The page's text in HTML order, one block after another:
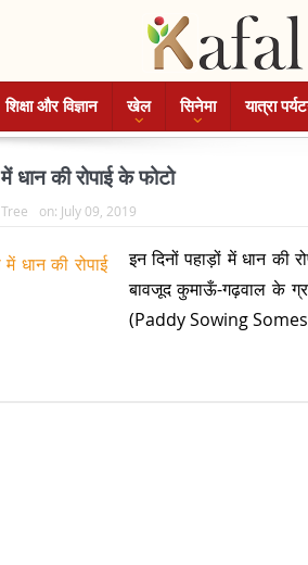
शिक्षा और विज्ञान खेल सिनेमा यात्रा
धान की रोपाई के फोटो
on: July 09, 2019
इन दिनों पहाड़ों में धान
बावजूद कुमाऊँ-गढ़वाल के
(Paddy Sowing